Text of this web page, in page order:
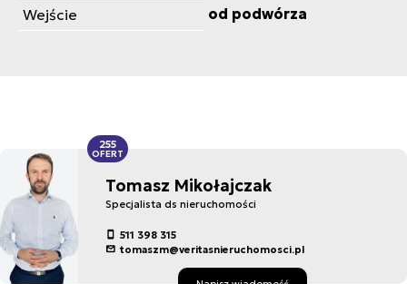
Wejście
od podwórza
Tomasz Mikołajczak
Specjalista ds nieruchomości
511 398 315
tomaszm@veritasnieruchomosci.pl
255
OFERT